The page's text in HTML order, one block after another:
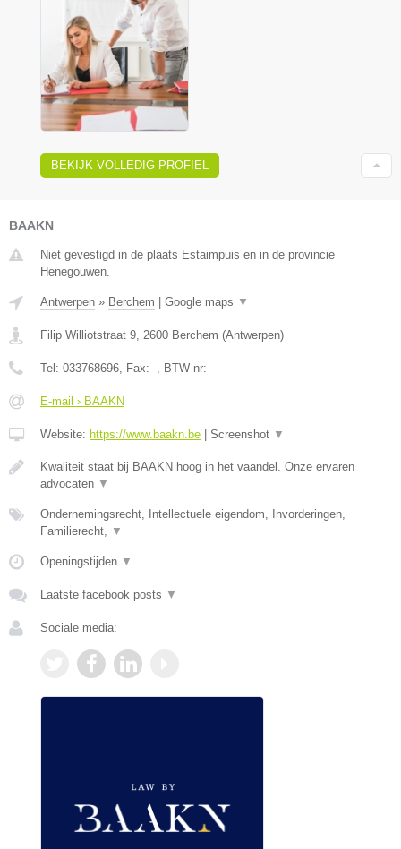
BEKIJK VOLLEDIG PROFIEL
BAAKN
Niet gevestigd in de plaats Estaimpuis en in de provincie
Henegouwen.
Antwerpen » Berchem Google maps ▼
Filip Williotstraat 9 2600 Berchem (Antwerpen)
Tel: 033768696 , Fax: - , BTW-nr: -
E-mail › BAAKN
Website: https://www.baakn.be Screenshot ▼
Kwaliteit staat bij BAAKN hoog in het vaandel. Onze ervaren
advocaten ▼
Ondernemingsrecht, Intellectuele eigendom, Invorderingen,
Familierecht,
▼
Openingstijden ▼
Laatste facebook posts ▼
Sociale media: